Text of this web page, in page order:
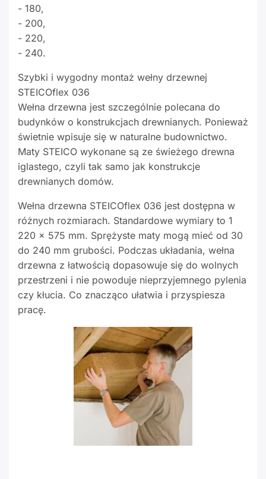
- 180,
- 200,
- 220,
- 240.
Szybki i wygodny montaż wełny drzewnej
STEICOflex 036
Wełna drzewna jest szczególnie polecana do
budynków o konstrukcjach drewnianych. Ponieważ
świetnie wpisuje się w naturalne budownictwo.
Maty STEICO wykonane są ze świeżego drewna
iglastego, czyli tak samo jak konstrukcje
drewnianych domów.
Wełna drzewna STEICOflex 036 jest dostępna w
różnych rozmiarach. Standardowe wymiary to 1
220 x 575 mm. Sprężyste maty mogą mieć od 30
do 240 mm grubości. Podczas układania, wełna
drzewna z łatwością dopasowuje się do wolnych
przestrzeni i nie powoduje nieprzyjemnego pylenia
czy kłucia. Co znacząco ułatwia i przyspiesza
pracę.